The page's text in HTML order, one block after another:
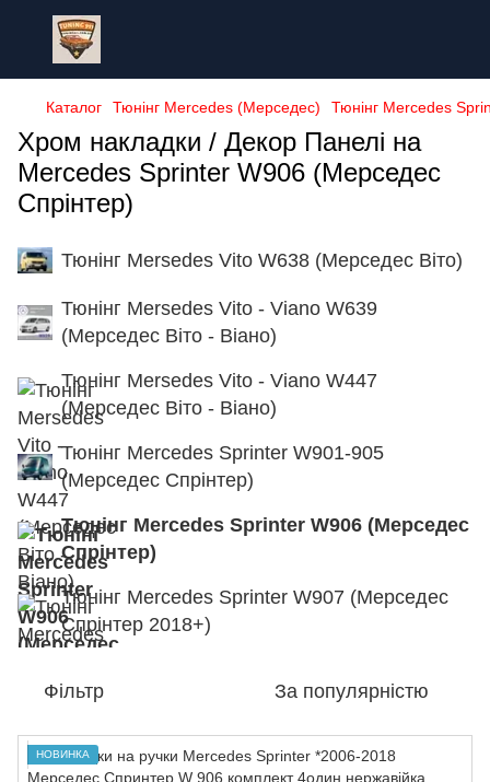
Каталог Тюнінг Mercedes (Мерседес) Тюнінг Mercedes
Хром накладки / Декор Панелі на
Mercedes Sprinter W906 (Мерседес
Спрінтер)
Тюнінг Mersedes Vito W638 (Мерседес Віто)
Тюнінг Mersedes Vito - Viano W639
(Мерседес Віто - Віано)
Тюнінг Mersedes Vito - Viano W447
(Мерседес Віто - Віано)
Тюнінг Mercedes Sprinter W901-905
(Мерседес Спрінтер)
Тюнінг Mercedes Sprinter W906 (Мерседес
Спрінтер)
Тюнінг Mercedes Sprinter W907 (Мерседес
Спрінтер 2018+)
Фільтр За популярністю
НОВИНКА